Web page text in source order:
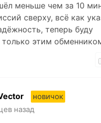
меньше чем за 10
сверху, всё как
теперь буду
только этим
новичок
назад